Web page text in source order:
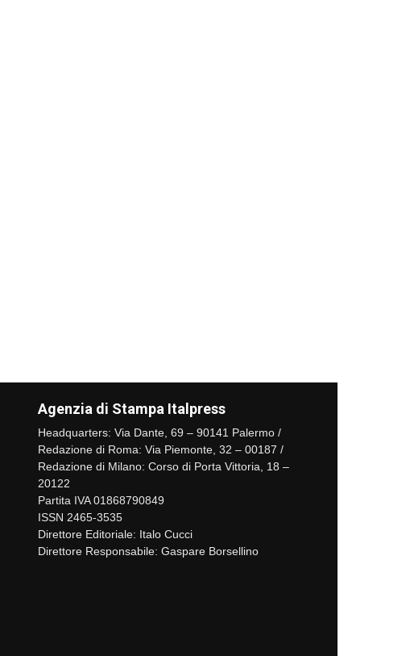
Agenzia di Stampa Italpress
Headquarters: Via Dante, 69 – 90141 Palermo /
Redazione di Roma: Via Piemonte, 32 – 00187 /
Redazione di Milano: Corso di Porta Vittoria, 18 –
20122
Partita IVA 01868790849
ISSN 2465-3535
Direttore Editoriale: Italo Cucci
Direttore Responsabile: Gaspare Borsellino